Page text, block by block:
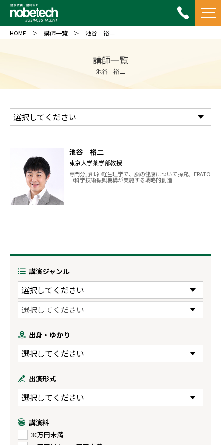
講師一覧
- 池谷 裕二 -
HOME 講師一覧 池谷 裕二
池谷 裕二
東京大学薬学部教授
専門分野は神経生理学で、脳の健康について探究。ERATO
（科学技術振興機構が実施する戦略的創造…
講演ジャンル
出身・ゆかり
出演形式
講演料
30万円未満